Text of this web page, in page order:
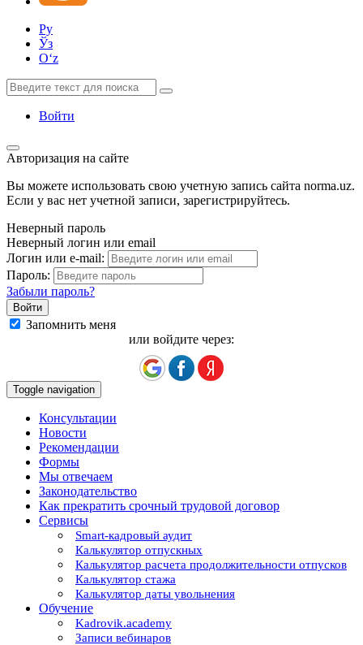
Ру
Ўз
Oʻz
Войти
Авторизация на сайте
Вы можете использовать свою учетную запись сайта norma.uz.
Если у вас нет учетной записи, зарегистрируйтесь.
Неверный пароль
Неверный логин или email
Логин или e-mail:
Пароль:
Забыли пароль?
Запомнить меня
или войдите через:
Toggle navigation
Консультации
Новости
Рекомендации
Формы
Мы отвечаем
Законодательство
Как прекратить срочный трудовой договор
Сервисы
Smart-кадровый аудит
Калькулятор отпускных
Калькулятор расчета продолжительности отпусков
Калькулятор стажа
Калькулятор даты увольнения
Обучение
Kadrovik.academy
Записи вебинаров